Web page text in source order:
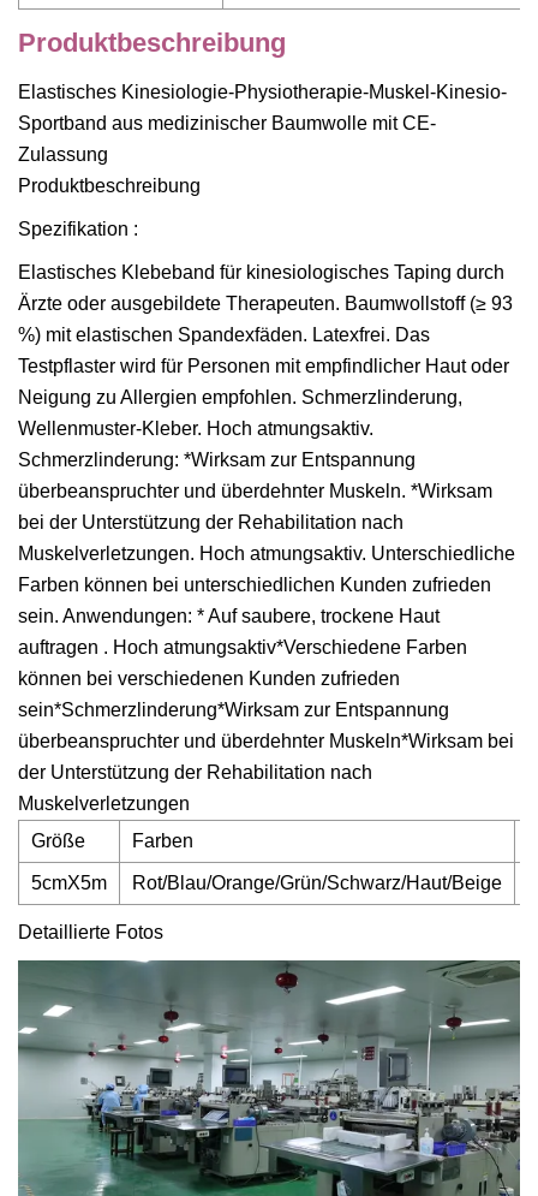
Produktbeschreibung
Elastisches Kinesiologie-Physiotherapie-Muskel-Kinesio-
Sportband aus medizinischer Baumwolle mit CE-
Zulassung
Produktbeschreibung
Spezifikation :
Elastisches Klebeband für kinesiologisches Taping durch
Ärzte oder ausgebildete Therapeuten. Baumwollstoff (≥ 93
%) mit elastischen Spandexfäden. Latexfrei. Das
Testpflaster wird für Personen mit empfindlicher Haut oder
Neigung zu Allergien empfohlen. Schmerzlinderung,
Wellenmuster-Kleber. Hoch atmungsaktiv.
Schmerzlinderung: *Wirksam zur Entspannung
überbeanspruchter und überdehnter Muskeln. *Wirksam
bei der Unterstützung der Rehabilitation nach
Muskelverletzungen. Hoch atmungsaktiv. Unterschiedliche
Farben können bei unterschiedlichen Kunden zufrieden
sein. Anwendungen: * Auf saubere, trockene Haut
auftragen . Hoch atmungsaktiv*Verschiedene Farben
können bei verschiedenen Kunden zufrieden
sein*Schmerzlinderung*Wirksam zur Entspannung
überbeanspruchter und überdehnter Muskeln*Wirksam bei
der Unterstützung der Rehabilitation nach
Muskelverletzungen
Größe
Farben
5cmX5m Rot/Blau/Orange/Grün/Schwarz/Haut/Beige
Detaillierte Fotos